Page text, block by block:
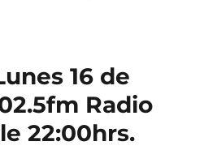
16 de
Radio
22:00hrs.